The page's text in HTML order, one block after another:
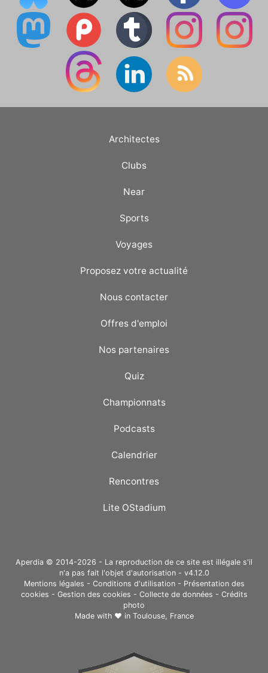
Architectes
Clubs
Near
Sports
Voyages
Proposez votre actualité
Nous contacter
Offres d'emploi
Nos partenaires
Quiz
Championnats
Podcasts
Calendrier
Rencontres
Lite OStadium
Aperdia © 2014-2026 - La reproduction de ce site est illégale s'il
n'a pas fait l'objet d'autorisation - v4.12.0
Mentions légales - Conditions d'utilisation- Présentation des
cookies - Gestion des cookies - Collecte de données - Crédits
photo
Made with ❤ in Toulouse, France